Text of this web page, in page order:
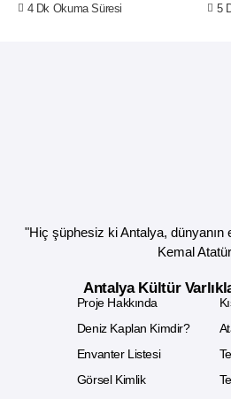
4 Dk Okuma Süresi 5
"Hiç şüphesiz ki Antalya, dünyanın
Kemal
Antalya Kültür
Proje Hakkında
Deniz Kaplan Kimdir?
Envanter Listesi
Görsel Kimlik